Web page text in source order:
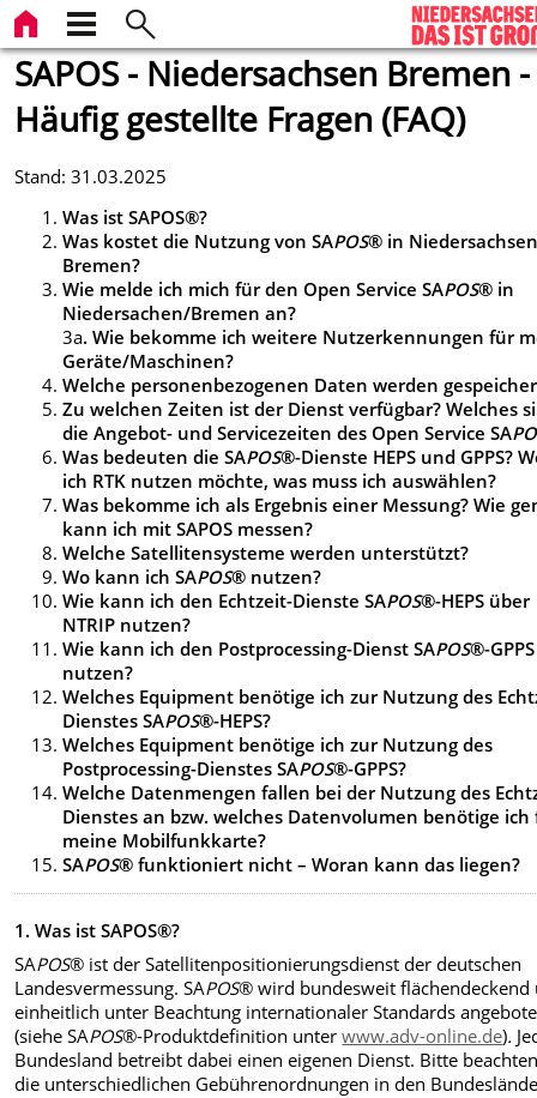
SAPOS - Niedersachsen Bremen -
Häufig gestellte Fragen (FAQ)
Stand: 31.03.2025
Was ist SAPOS®?
Was kostet die Nutzung von SAPOS® in
Bremen?
Wie melde ich mich für den Open Service SAPOS® in
Niedersachen/Bremen an?
3a. Wie bekomme ich weitere Nutzerkennungen für
Geräte/Maschinen?
Welche personenbezogenen Daten werden
Zu welchen Zeiten ist der Dienst verfügbar? Welches
die Angebot- und Servicezeiten des Open Service SA
Was bedeuten die SAPOS®-Dienste HEPS und GPPS?
ich RTK nutzen möchte, was muss ich auswählen?
Was bekomme ich als Ergebnis einer Messung? Wie
kann ich mit SAPOS messen?
Welche Satellitensysteme werden unterstützt?
Wo kann ich SAPOS® nutzen?
Wie kann ich den Echtzeit-Dienste SAPOS®-HEPS über
NTRIP nutzen?
Wie kann ich den Postprocessing-Dienst SAPOS®-GPPS
nutzen?
Welches Equipment benötige ich zur Nutzung des
Dienstes SAPOS®-HEPS?
Welches Equipment benötige ich zur Nutzung des
Postprocessing-Dienstes SAPOS®-GPPS?
Welche Datenmengen fallen bei der Nutzung des
Dienstes an bzw. welches Datenvolumen benötige ich
meine Mobilfunkkarte?
SAPOS® funktioniert nicht – Woran kann das liegen?
1. Was ist SAPOS®?
SAPOS® ist der Satellitenpositionierungsdienst der deutschen
Landesvermessung. SAPOS® wird bundesweit flächendeckend
einheitlich unter Beachtung internationaler Standards
(siehe SAPOS®-Produktdefinition unterwww.adv-online.de).
Bundesland betreibt dabei einen eigenen Dienst. Bitte
die unterschiedlichen Gebührenordnungen in den